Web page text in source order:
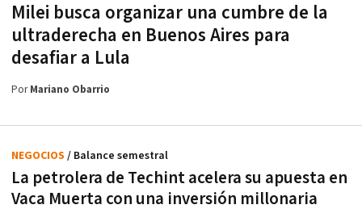
Milei busca organizar una cumbre de la
ultraderecha en Buenos Aires para
desafiar a Lula
PorMariano Obarrio
La petrolera de Techint acelera su apuesta en
Vaca Muerta con una inversión millonaria
NEGOCIOS / Balance semestral